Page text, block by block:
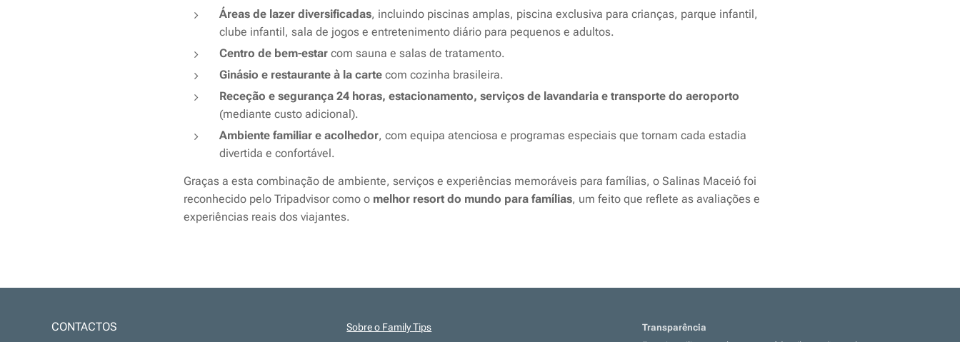
Áreas de lazer diversificadas, incluindo piscinas amplas, piscina exclusiva para crianças, parque infantil,
clube infantil, sala de jogos e entretenimento diário para pequenos e adultos.
Centro de bem-estar com sauna e salas de tratamento.
Ginásio e restaurante à la carte com cozinha brasileira.
Receção e segurança 24 horas, estacionamento, serviços de lavandaria e transporte do aeroporto
(mediante custo adicional).
Ambiente familiar e acolhedor, com equipa atenciosa e programas especiais que tornam cada estadia
divertida e confortável.
Graças a esta combinação de ambiente, serviços e experiências memoráveis para famílias, o Salinas Maceió foi
reconhecido pelo Tripadvisor como o melhor resort do mundo para famílias, um feito que reflete as avaliações e
experiências reais dos viajantes.
CONTACTOS Sobre o Family Tips
Transparência